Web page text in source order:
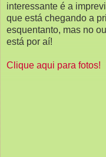
interessante é a
que está chegando a
esquentanto, mas no
está por aí!
Clique aqui para fotos!